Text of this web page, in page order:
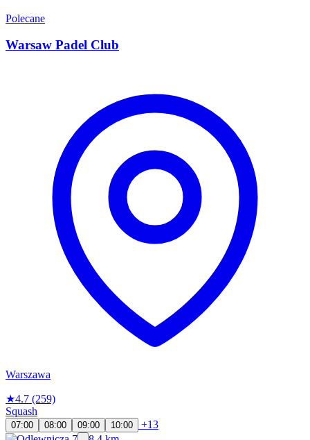
Polecane
Warsaw Padel Club
Warszawa
★4.7 (259)
Squash
07:00 08:00 09:00 10:00
+13